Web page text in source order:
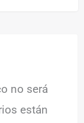
no será
están